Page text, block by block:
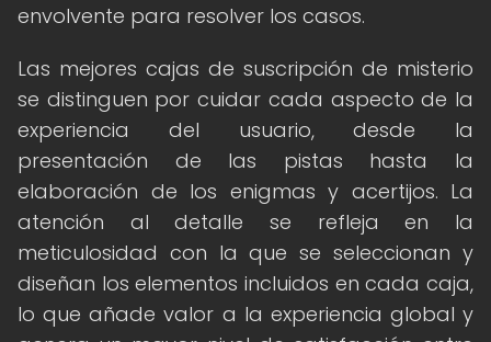
envolvente para resolver los casos.
Las mejores cajas de suscripción de misterio
se distinguen por cuidar cada aspecto de la
experiencia del usuario, desde la
presentación de las pistas hasta la
elaboración de los enigmas y acertijos. La
atención al detalle se refleja en la
meticulosidad con la que se seleccionan y
diseñan los elementos incluidos en cada caja,
lo que añade valor a la experiencia global y